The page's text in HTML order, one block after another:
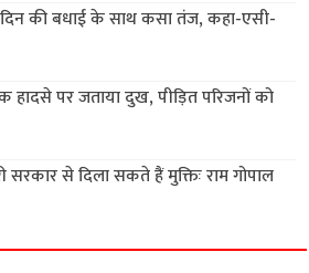
की बधाई के साथ कसा तंज, कहा-एसी-
हादसे पर जताया दुख, पीड़ित परिजनों को
सरकार से दिला सकते हैं मुक्तिः राम गोपाल